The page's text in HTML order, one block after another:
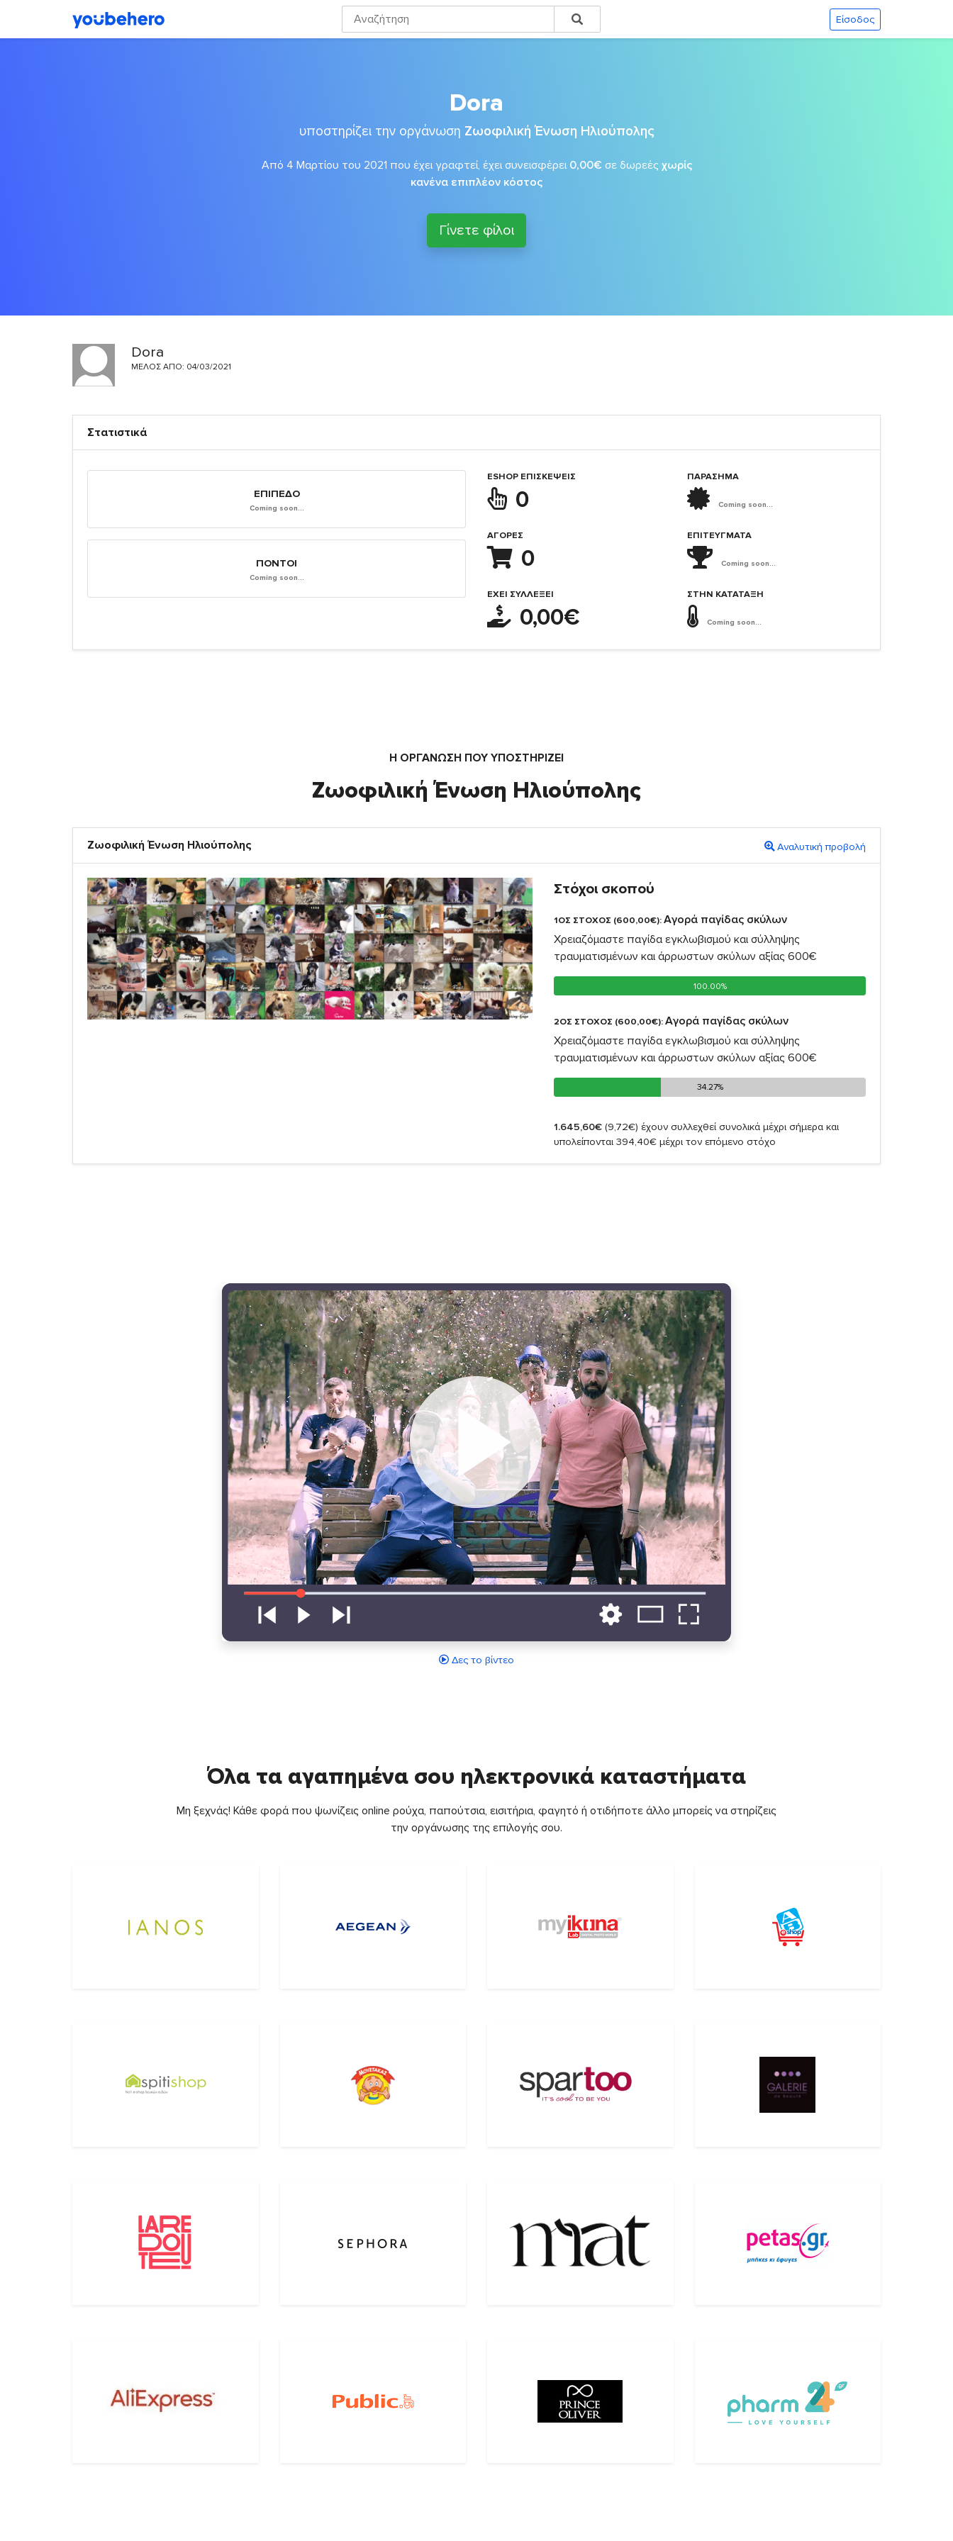
Είσοδος
Dora
υποστηρίζει την οργάνωση Ζωοφιλική Ένωση Ηλιούπολης
Από 4 Μαρτίου του 2021 που έχει γραφτεί, έχει συνεισφέρει 0,00€ σε δωρεές χωρίς
κανένα επιπλέον κόστος
Γίνετε φίλοι
Dora
ΜΈΛΟΣ ΑΠΌ: 04/03/2021
Στατιστικά
ΕΠΊΠΕΔΟ
Coming soon...
ΠΌΝΤΟΙ
Coming soon...
ESHOP ΕΠΙΣΚΈΨΕΙΣ
0
ΑΓΟΡΈΣ
0
ΈΧΕΙ ΣΥΛΛΈΞΕΙ
0,00€
ΠΑΡΑΣΗΜΑ
Coming soon...
ΕΠΙΤΕΎΓΜΑΤΑ
Coming soon...
ΣΤΗΝ ΚΑΤΆΤΑΞΗ
Coming soon...
Η ΟΡΓΆΝΩΣΗ ΠΟΥ ΥΠΟΣΤΗΡΙΖΕΙ
Ζωοφιλική Ένωση Ηλιούπολης
Ζωοφιλική Ένωση Ηλιούπολης Αναλυτική προβολή
Στόχοι σκοπού
1ΟΣ ΣΤΟΧΟΣ (600,00€):Αγορά παγίδας σκύλων
Χρειαζόμαστε παγίδα εγκλωβισμού και σύλληψης
τραυματισμένων και άρρωστων σκύλων αξίας 600€
100.00%
100.00%
2ΟΣ ΣΤΟΧΟΣ (600,00€):Αγορά παγίδας σκύλων
Χρειαζόμαστε παγίδα εγκλωβισμού και σύλληψης
τραυματισμένων και άρρωστων σκύλων αξίας 600€
34.27%
34.27%
1.645,60€ (9,72€) έχουν συλλεχθεί συνολικά μέχρι σήμερα και
υπολείπονται 394,40€ μέχρι τον επόμενο στόχο
Δες το βίντεο
Όλα τα αγαπημένα σου ηλεκτρονικά καταστήματα
Μη ξεχνάς! Κάθε φορά που ψωνίζεις online ρούχα, παπούτσια, εισιτήρια, φαγητό ή οτιδήποτε άλλο μπορείς να στηρίζεις
την οργάνωσης της επιλογής σου.